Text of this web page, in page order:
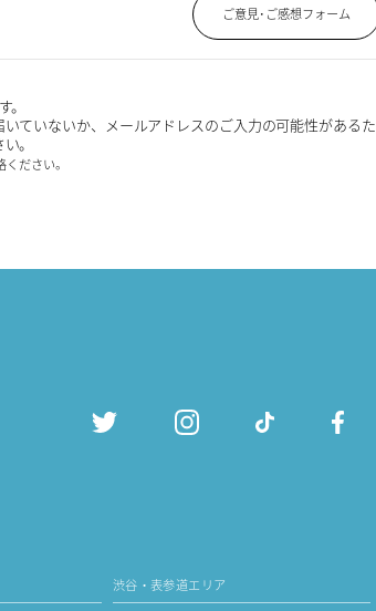
ご意見･ご感想フォーム
ていないか、メールアドレスのご入力の可能性があるた
。
ださい。
渋谷・表参道エリア